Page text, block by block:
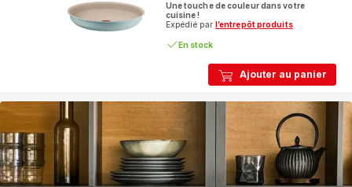
Ajouter au panier
Une touche de couleur dans votre
cuisine !
Expédié par l’entrepôt produits
En stock